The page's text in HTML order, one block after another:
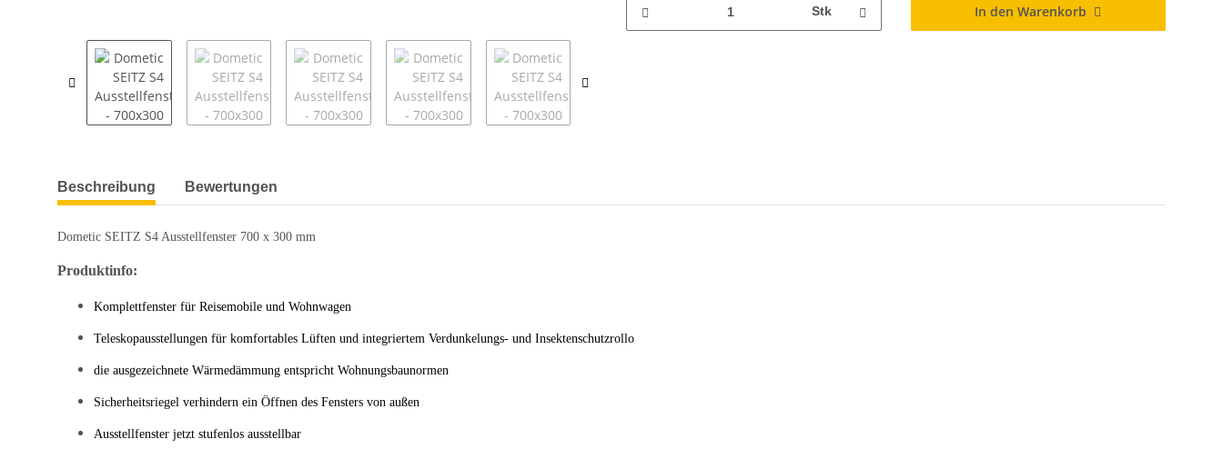
Stk In den Warenkorb
weitere Registerkarten anzeigen
Beschreibung Bewertungen
Dometic SEITZ S4 Ausstellfenster 700 x 300 mm
Produktinfo:
Komplettfenster für Reisemobile und Wohnwagen
Teleskopausstellungen für komfortables Lüften und integriertem Verdunkelungs- und Insektenschutzrollo
die ausgezeichnete Wärmedämmung entspricht Wohnungsbaunormen
Sicherheitsriegel verhindern ein Öffnen des Fensters von außen
Ausstellfenster jetzt stufenlos ausstellbar